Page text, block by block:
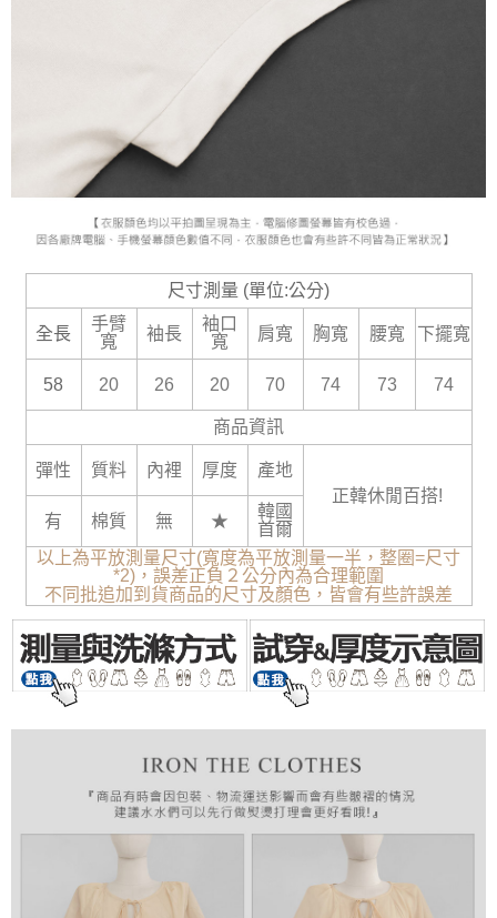
尺寸測量 (單位:公分)
全長
手臂
寬
袖長
袖口
寬
肩寬 胸寬 腰寬 下擺寬
58 20 26 20 70 74 73 74
商品資訊
彈性 質料 內裡 厚度
產地
正韓休閒百搭!
有
棉質 無 ★
韓國
首爾
以上為平放測量尺寸(寬度為平放測量一半，整圈=尺寸
*2)，誤差正負２公分內為合理範圍
不同批追加到貨商品的尺寸及顏色，皆會有些許誤差